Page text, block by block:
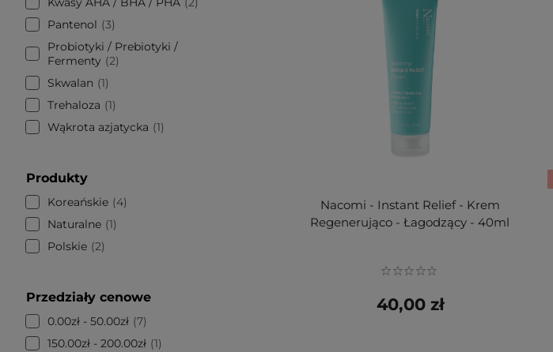
Pantenol
3
Probiotyki / Prebiotyki /
Fermenty
2
Skwalan
1
Trehaloza
1
Wąkrota azjatycka
1
Produkty
Koreańskie
4
Naturalne 1
Polskie 2
Przedziały cenowe
0.00zł - 50.00zł 7
150.00zł - 200.00zł 1
Nacomi - Instant Relief - Krem
Regenerująco - Łagodzący - 40ml
40,00 zł